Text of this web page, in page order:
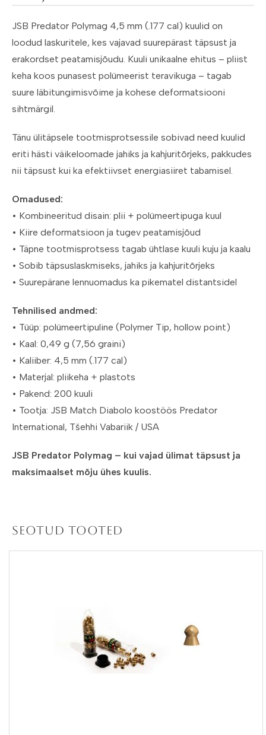
JSB Predator Polymag 4,5 mm (.177 cal) kuulid on
loodud laskuritele, kes vajavad suurepärast täpsust ja
erakordset peatamisjõudu. Kuuli unikaalne ehitus – pliist
keha koos punasest polümeerist teravikuga – tagab
suure läbitungimisvõime ja kohese deformatsiooni
sihtmärgil.
Tänu ülitäpsele tootmisprotsessile sobivad need kuulid
eriti hästi väikeloomade jahiks ja kahjuritõrjeks, pakkudes
nii täpsust kui ka efektiivset energiasiiret tabamisel.
Omadused:
• Kombineeritud disain: plii + polümeertipuga kuul
• Kiire deformatsioon ja tugev peatamisjõud
• Täpne tootmisprotsess tagab ühtlase kuuli kuju ja kaalu
• Sobib täpsuslaskmiseks, jahiks ja kahjuritõrjeks
• Suurepärane lennuomadus ka pikematel distantsidel
Tehnilised andmed:
• Tüüp: polümeertipuline (Polymer Tip, hollow point)
• Kaal: 0,49 g (7,56 graini)
• Kaliiber: 4,5 mm (.177 cal)
• Materjal: pliikeha + plastots
• Pakend: 200 kuuli
• Tootja: JSB Match Diabolo koostöös Predator
International, Tšehhi Vabariik / USA
JSB Predator Polymag – kui vajad ülimat täpsust ja
maksimaalset mõju ühes kuulis.
Seotud tooted